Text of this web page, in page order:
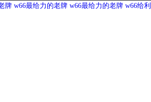
牌 w66最给力的老牌 w66最给力的老牌 w66给